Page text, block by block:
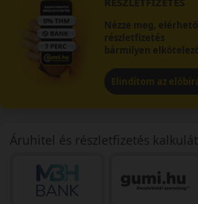
Nézze meg,
részletfizetés
bármilyen
Elindítom az
Áruhitel és részletfizetés